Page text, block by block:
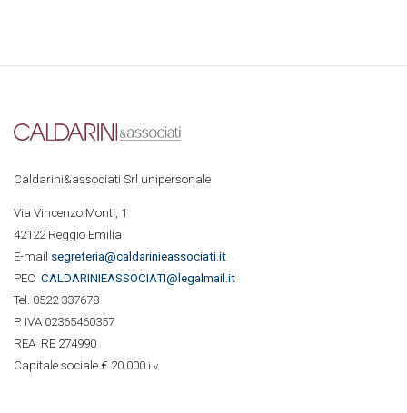
Caldarini&associati Srl unipersonale
Via Vincenzo Monti, 1
42122 Reggio Emilia
E-mail segreteria@caldarinieassociati.it
PEC CALDARINIEASSOCIATI@legalmail.it
Tel. 0522 337678
P. IVA 02365460357
REA RE 274990
Capitale sociale € 20.000 i.v.